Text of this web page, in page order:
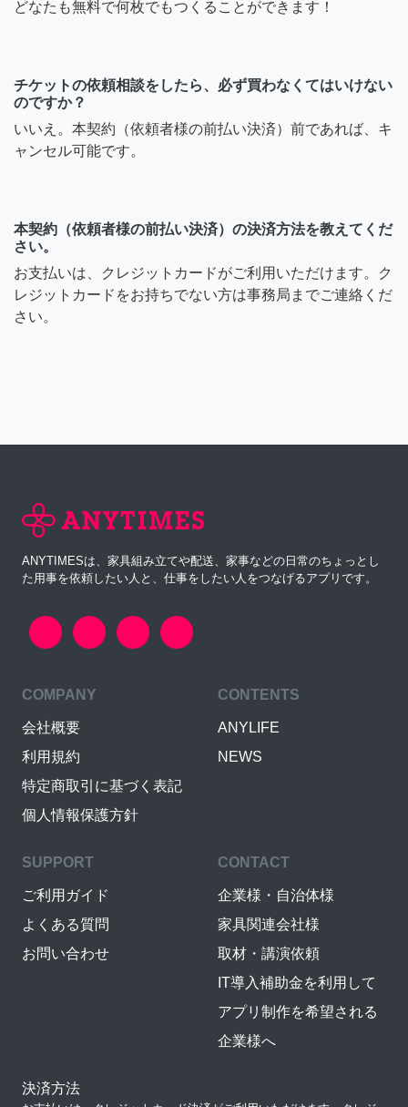
どなたも無料で何枚でもつくることができます！
チケットの依頼相談をしたら、必ず買わなくてはいけない
のですか？
いいえ。本契約（依頼者様の前払い決済）前であれば、キ
ャンセル可能です。
本契約（依頼者様の前払い決済）の決済方法を教えてくだ
さい。
お支払いは、クレジットカードがご利用いただけます。ク
レジットカードをお持ちでない方は事務局までご連絡くだ
さい。
ANYTIMESは、家具組み立てや配送、家事などの日常のちょっとし
た用事を依頼したい人と、仕事をしたい人をつなげるアプリです。
COMPANY
会社概要
利用規約
特定商取引に基づく表記
個人情報保護方針
CONTENTS
ANYLIFE
NEWS
SUPPORT
ご利用ガイド
よくある質問
お問い合わせ
CONTACT
企業様・自治体様
家具関連会社様
取材・講演依頼
IT導入補助金を利用して
アプリ制作を希望される
企業様へ
決済方法